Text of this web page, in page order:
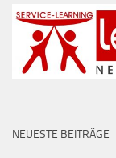
NEUESTE BEITRÄGE